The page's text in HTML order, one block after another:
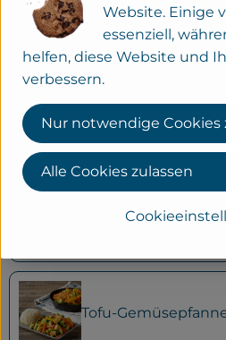
Kochkiste:
gebratenem Feta
Kochkiste:
Rindergulasch mit
Tofu-
Website. Einige
essenziell,
helfen, diese Website und
verbessern.
Nur notwendige Cookies
Alle Cookies zulassen